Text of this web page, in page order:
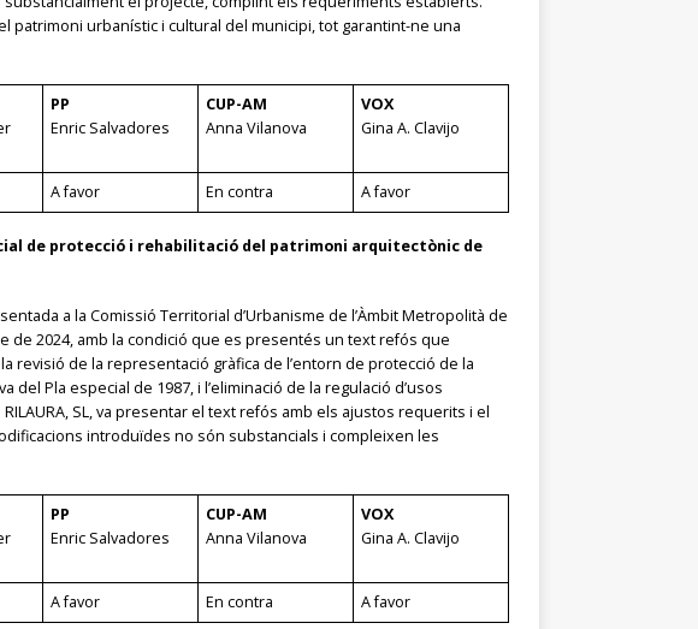
patrimoni urbanístic i cultural del municipi, tot garantint-ne una
PP
Enric Salvadores
CUP-AM
Anna Vilanova
VOX
Gina A. Clavijo
A favor En contra A favor
de protecció i rehabilitació del patrimoni arquitectònic de
a la Comissió Territorial d’Urbanisme de l’Àmbit Metropolità de
de 2024, amb la condició que es presentés un text refós que
revisió de la representació gràfica de l’entorn de protecció de la
Pla especial de 1987, i l’eliminació de la regulació d’usos
SL, va presentar el text refós amb els ajustos requerits i el
introduïdes no són substancials i compleixen les
PP
Enric Salvadores
CUP-AM
Anna Vilanova
VOX
Gina A. Clavijo
A favor En contra A favor